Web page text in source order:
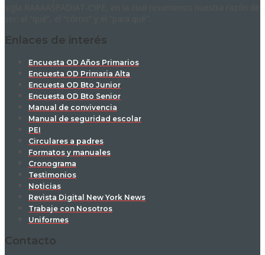
Enlaces de interés
Encuesta OD Años Primarios
Encuesta OD Primaria Alta
Encuesta OD Bto Junior
Encuesta OD Bto Senior
Manual de convivencia
Manual de seguridad escolar
PEI
Circulares a padres
Formatos y manuales
Cronograma
Testimonios
Noticias
Revista Digital New York News
Trabaje con Nosotros
Uniformes
Contacto